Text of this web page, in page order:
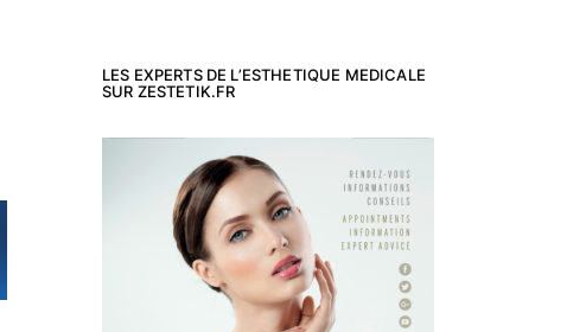
LES EXPERTS DE L’ESTHETIQUE MEDICALE
SUR ZESTETIK.FR